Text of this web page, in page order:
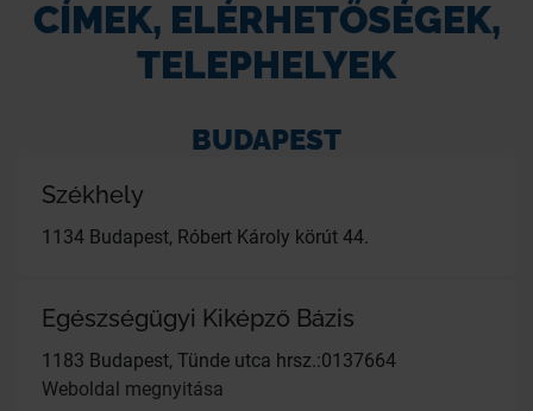
CÍMEK, ELÉRHETŐSÉGEK,
TELEPHELYEK
BUDAPEST
Székhely
1134 Budapest, Róbert Károly körút 44.
Egészségügyi Kiképző Bázis
1183 Budapest, Tünde utca hrsz.:0137664
Weboldal megnyitása